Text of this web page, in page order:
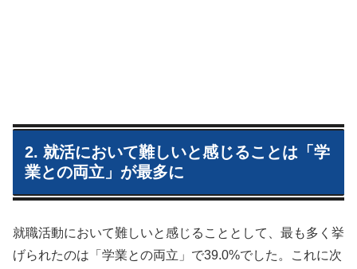
2. 就活において難しいと感じることは「学
業との両立」が最多に
就職活動において難しいと感じることとして、最も多く挙
げられたのは「学業との両立」で39.0%でした。これに次